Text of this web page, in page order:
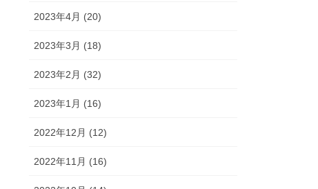
2023年4月 (20)
2023年3月 (18)
2023年2月 (32)
2023年1月 (16)
2022年12月 (12)
2022年11月 (16)